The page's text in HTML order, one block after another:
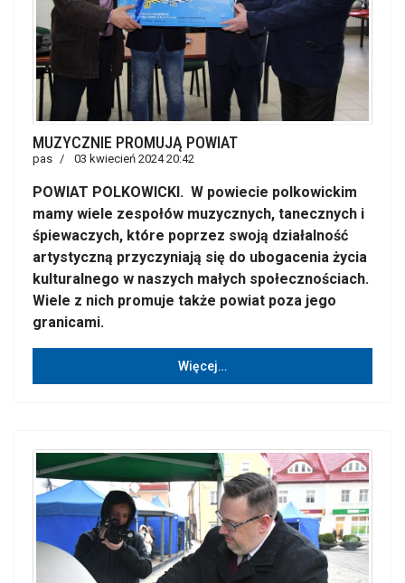
MUZYCZNIE PROMUJĄ POWIAT
pas 03 kwiecień 2024 20:42
POWIAT POLKOWICKI. W powiecie polkowickim
mamy wiele zespołów muzycznych, tanecznych i
śpiewaczych, które poprzez swoją działalność
artystyczną przyczyniają się do ubogacenia życia
kulturalnego w naszych małych społecznościach.
Wiele z nich promuje także powiat poza jego
granicami.
Więcej…